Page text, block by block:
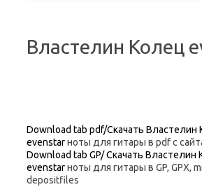
Властелин Колец
Download tab pdf/Скачать Властелин
evenstarноты для гитары в pdf с
Download tab GP/ Скачать Властелин
evenstarноты для гитары в GP, GPX,
depositfiles